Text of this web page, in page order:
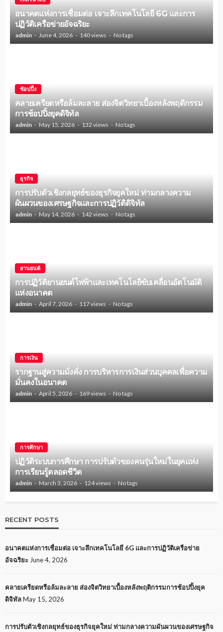
อนาคตแห่งการเชื่อมต่อ เจาะลึกเทคโนโลยี 6G และการ
ปฏิวัติเครือข่ายอัจฉริยะ
admin June 4, 2026 140 views No tags
ช้อปปิ้ง
คลายเครียดหรือล้มละลาย ส่องจิตวิทยาเบื้องหลังพฤติกรรม
การช้อปปิ้งยุคดิจิทัล
admin May 15, 2026 132 views No tags
ธุรกิจ
การปรับตัวเชิงกลยุทธ์ของธุรกิจยุคใหม่ ท่ามกลางความ
ผันผวนของเศรษฐกิจและการปฏิวัติดิจิทัล
admin May 14, 2026 142 views No tags
ยานยนต์
การปฏิวัติยานยนต์ไฟฟ้าและเทคโนโลยีขับเคลื่อนอัตโนมัติ
แห่งอนาคต
admin April 7, 2026 117 views No tags
การเงิน
รากฐานสู่ความมั่งคั่ง การบริหารการเงินส่วนบุคคลเพื่อความ
มั่นคงในอนาคต
admin April 5, 2026 169 views No tags
การศึกษา
ปฏิวัติระบบการศึกษา การปรับตัวของคนรุ่นใหม่ในยุคแห่ง
การเรียนรู้ตลอดชีวิต
admin March 3, 2026 124 views No tags
RECENT POSTS
อนาคตแห่งการเชื่อมต่อ เจาะลึกเทคโนโลยี 6G และการปฏิวัติเครือข่าย
อัจฉริยะ June 4, 2026
คลายเครียดหรือล้มละลาย ส่องจิตวิทยาเบื้องหลังพฤติกรรมการช้อปปิ้งยุค
ดิจิทัลMay 15, 2026
การปรับตัวเชิงกลยุทธ์ของธุรกิจยุคใหม่ ท่ามกลางความผันผวนของเศรษฐกิจ